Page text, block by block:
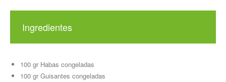
Ingredientes
100 gr Habas congeladas
100 gr Guisantes congeladas